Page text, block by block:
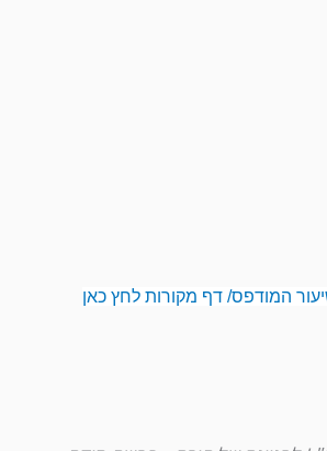
המודפס/ דף מקורות לחץ כאן